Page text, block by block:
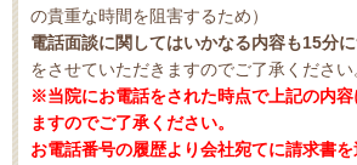
の貴重な時間を阻害するため）
電話面談に関してはいかなる内容も15分
をさせていただきますのでご了承ください
※当院にお電話をされた時点で上記の内
ますのでご了承ください。
お電話番号の履歴より会社宛てに請求書